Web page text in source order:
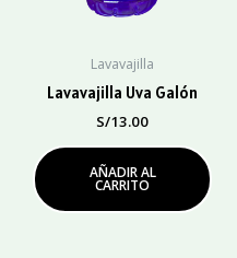
Lavavajilla
Lavavajilla Uva Galón
S/13.00
AÑADIR AL
CARRITO